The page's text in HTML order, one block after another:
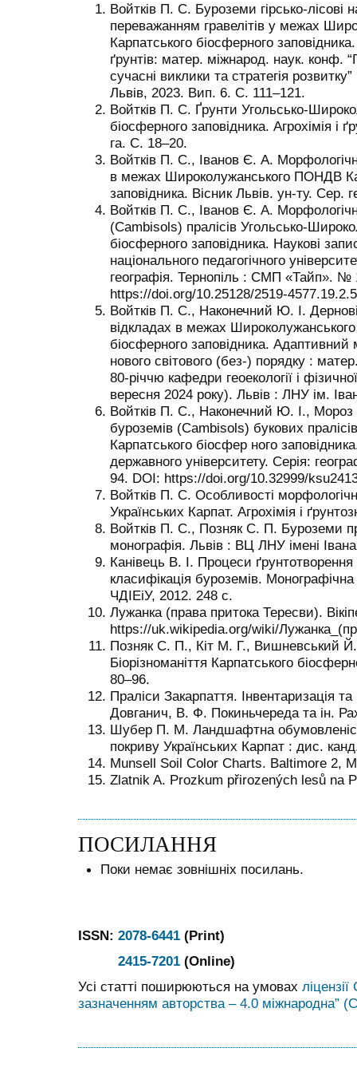
Войтків П. С. Буроземи гірсько-лісові
переважанням гравелітів у межах
Карпатського біосферного
ґрунтів: матер. міжнарод. наук. конф.
сучасні виклики та стратегія
Львів, 2023. Вип. 6. С. 111–121.
Войтків П. С. Ґрунти Угольсько-
біосферного заповідника. Агрохімія і
га. С. 18–20.
Войтків П. С., Іванов Є. А.
в межах Широколужанського ПОНДВ
заповідника. Вісник Львів. ун-ту.
Войтків П. С., Іванов Є. А.
(Cambisols) пралісів Угольсько-
біосферного заповідника. Наукові
національного педагогічного
географія. Тернопіль : СМП «Тайп».
https://doi.org/10.25128/2519-
Войтків П. С., Наконечний Ю. І.
відкладах в межах
біосферного заповідника.
нового світового (без-) порядку :
80-річчю кафедри геоекології і
вересня 2024 року). Львів : ЛНУ ім.
Войтків П. С., Наконечний Ю. І., Мороз
буроземів (Cambisols) букових
Карпатського біосфер ного
державного університету. Серія:
94. DOI: https://doi.org/10.32999/
Войтків П. С. Особливості
Українських Карпат. Агрохімія і
Войтків П. С., Позняк С. П. Буроземи
монографія. Львів : ВЦ ЛНУ імені
Канівець В. І. Процеси ґрунтотворення
класифікація буроземів.
ЧДІЕіУ, 2012. 248 с.
Лужанка (права притока Тересви).
https://uk.wikipedia.org/wiki/
Позняк С. П., Кіт М. Г., Вишневський Й.
Біорізноманіття Карпатського
80–96.
Праліси Закарпаття.
Довганич, В. Ф. Покиньчереда та ін.
Шубер П. М. Ландшафтна
покриву Українських Карпат : дис.
Munsell Soil Color Charts. Baltimore 2,
Zlatnik A. Prozkum přirozených lesů na
ПОСИЛАННЯ
Поки немає зовнішніх посилань.
ISSN: 2078-6441 (Print)
2415-7201 (Online)
Усі статті поширюються на умовах
зазначенням авторства – 4.0 міжнародна”